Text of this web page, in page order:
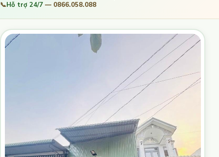
📞Hỗ trợ 24/7 — 0866.058.088